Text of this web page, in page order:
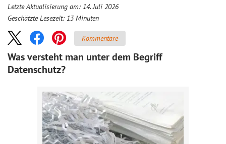
Letzte Aktualisierung am: 14. Juli 2026
Geschätzte Lesezeit: 13 Minuten
Kommentare
Was versteht man unter dem Begriff
Datenschutz?